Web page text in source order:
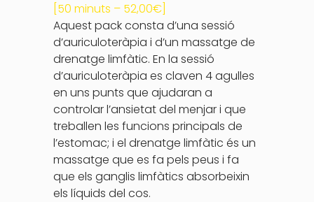
[50 minuts – 52,00€]
Aquest pack consta d’una sessió
d’auriculoteràpia i d’un massatge de
drenatge limfàtic. En la sessió
d’auriculoteràpia es claven 4 agulles
en uns punts que ajudaran a
controlar l’ansietat del menjar i que
treballen les funcions principals de
l’estomac; i el drenatge limfàtic és un
massatge que es fa pels peus i fa
que els ganglis limfàtics absorbeixin
els líquids del cos.